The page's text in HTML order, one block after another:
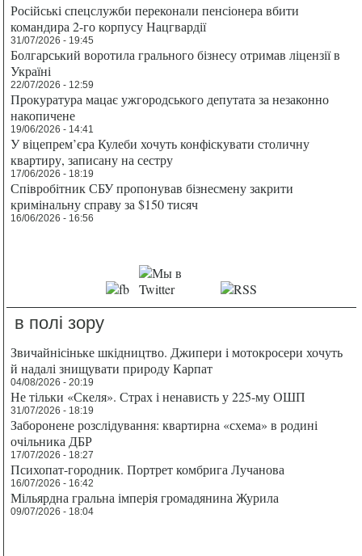
Російські спецслужби переконали пенсіонера вбити
командира 2-го корпусу Нацгвардії
31/07/2026 - 19:45
Болгарський воротила грального бізнесу отримав ліцензії в
Україні
22/07/2026 - 12:59
Прокуратура мацає ужгородського депутата за незаконно
накопичене
19/06/2026 - 14:41
У віцепрем’єра Кулеби хочуть конфіскувати столичну
квартиру, записану на сестру
17/06/2026 - 18:19
Співробітник СБУ пропонував бізнесмену закрити
кримінальну справу за $150 тисяч
16/06/2026 - 16:56
в полі зору
Звичайнісіньке шкідництво. Джипери і мотокросери хочуть
й надалі знищувати природу Карпат
04/08/2026 - 20:19
Не тільки «Скеля». Страх і ненависть у 225-му ОШП
31/07/2026 - 18:19
Заборонене розслідування: квартирна «схема» в родині
очільника ДБР
17/07/2026 - 18:27
Психопат-городник. Портрет комбрига Лучанова
16/07/2026 - 16:42
Мільярдна гральна імперія громадянина Журила
09/07/2026 - 18:04